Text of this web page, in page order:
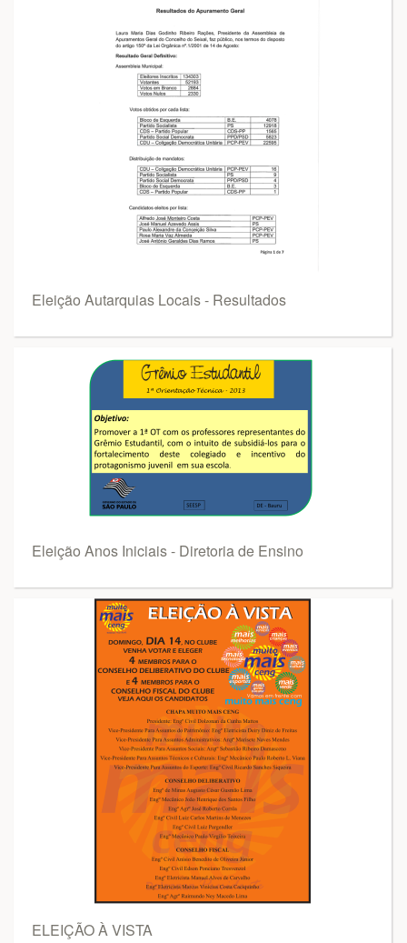
Eleição Autarquias Locais - Resultados
Eleição Anos Iniciais - Diretoria de Ensino
ELEIÇÃO À VISTA